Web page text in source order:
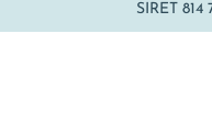
SIRET